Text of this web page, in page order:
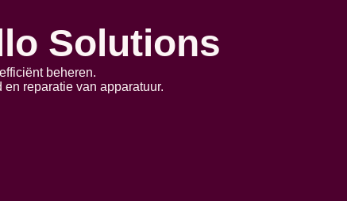
Solutions
beheren.
reparatie van apparatuur.